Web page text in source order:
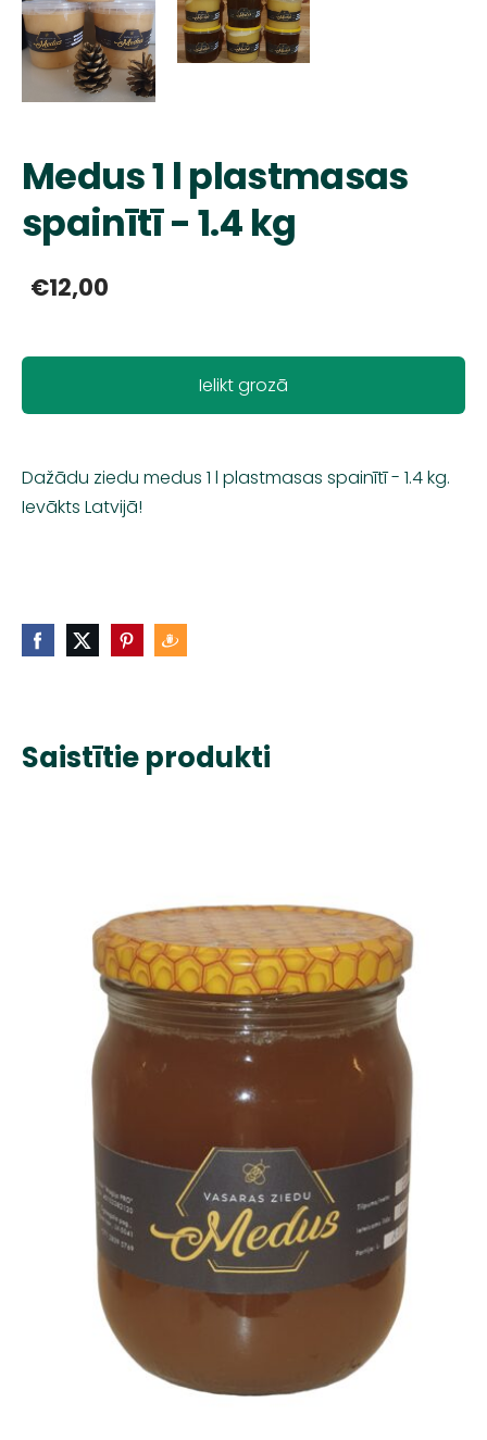
Medus 1 l plastmasas
spainītī - 1.4 kg
€12,00
Ielikt grozā
Dažādu ziedu medus 1 l plastmasas spainītī - 1.4 kg.
Ievākts Latvijā!
Saistītie produkti